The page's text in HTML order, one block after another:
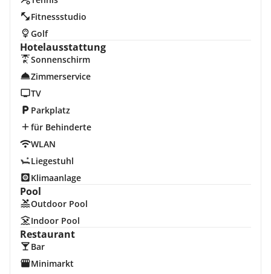
Fitnessstudio
Golf
Hotelausstattung
Sonnenschirm
Zimmerservice
TV
Parkplatz
für Behinderte
WLAN
Liegestuhl
Klimaanlage
Pool
Outdoor Pool
Indoor Pool
Restaurant
Bar
Minimarkt